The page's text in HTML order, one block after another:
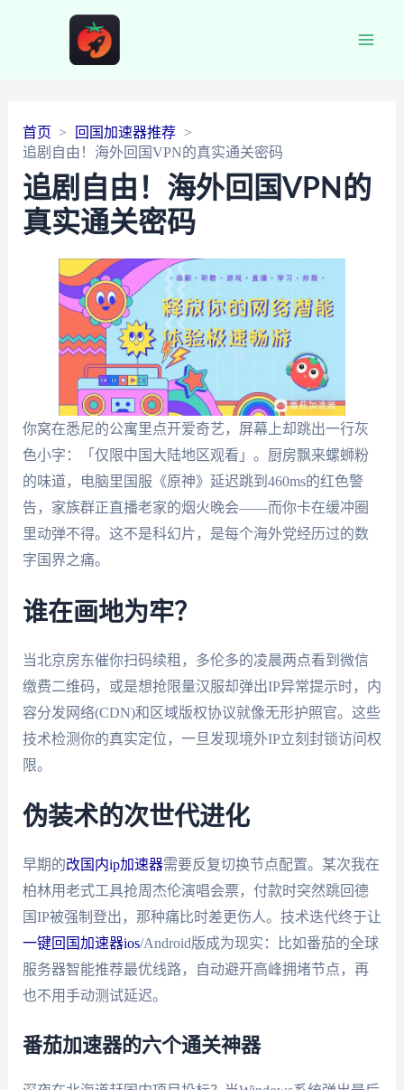
首页
回国加速器推荐
追剧自由！海外回国VPN的真实通关密码
追剧自由！海外回国VPN的
真实通关密码
你窝在悉尼的公寓里点开爱奇艺，屏幕上却跳出一行灰
色小字：「仅限中国大陆地区观看」。厨房飘来螺蛳粉
的味道，电脑里国服《原神》延迟跳到460ms的红色警
告，家族群正直播老家的烟火晚会——而你卡在缓冲圈
里动弹不得。这不是科幻片，是每个海外党经历过的数
字国界之痛。
谁在画地为牢？
当北京房东催你扫码续租，多伦多的凌晨两点看到微信
缴费二维码，或是想抢限量汉服却弹出IP异常提示时，内
容分发网络(CDN)和区域版权协议就像无形护照官。这些
技术检测你的真实定位，一旦发现境外IP立刻封锁访问权
限。
伪装术的次世代进化
早期的改国内ip加速器需要反复切换节点配置。某次我在
柏林用老式工具抢周杰伦演唱会票，付款时突然跳回德
国IP被强制登出，那种痛比时差更伤人。技术迭代终于让
一键回国加速器ios/Android版成为现实：比如番茄的全球
服务器智能推荐最优线路，自动避开高峰拥堵节点，再
也不用手动测试延迟。
番茄加速器的六个通关神器